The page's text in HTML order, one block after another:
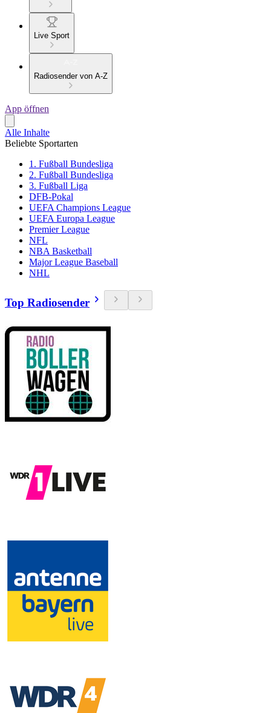
Live Sport
Radiosender von A-Z
App öffnen
Alle Inhalte
Beliebte Sportarten
1. Fußball Bundesliga
2. Fußball Bundesliga
3. Fußball Liga
DFB-Pokal
UEFA Champions League
UEFA Europa League
Premier League
NFL
NBA Basketball
Major League Baseball
NHL
Top Radiosender